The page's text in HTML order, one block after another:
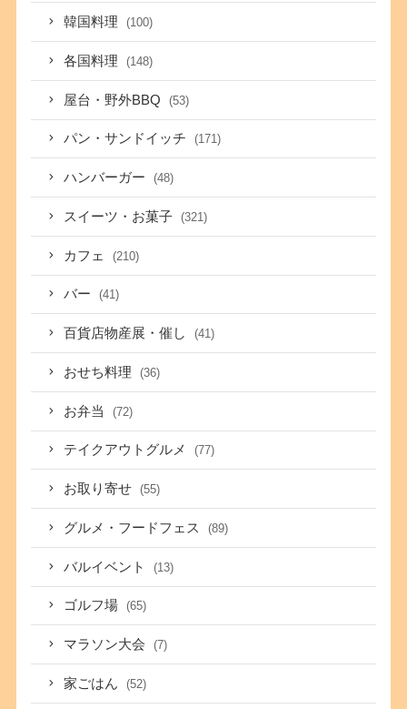
韓国料理 (100)
各国料理 (148)
屋台・野外BBQ (53)
パン・サンドイッチ (171)
ハンバーガー (48)
スイーツ・お菓子 (321)
カフェ (210)
バー (41)
百貨店物産展・催し (41)
おせち料理 (36)
お弁当 (72)
テイクアウトグルメ (77)
お取り寄せ (55)
グルメ・フードフェス (89)
バルイベント (13)
ゴルフ場 (65)
マラソン大会 (7)
家ごはん (52)